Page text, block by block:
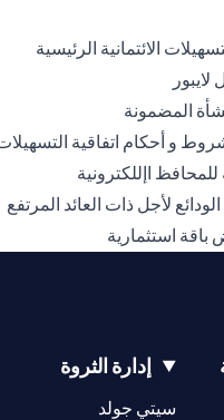
الائتمانية الرئيسية
المضمونة
اإللكترونية
لأجل ذات العائد المرتفع
استثمارية
opens in a
إدارة الثروة
سيتي جولد a new tab